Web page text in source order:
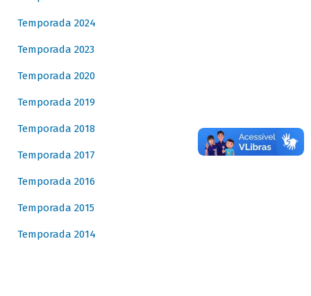
Temporada 2024
Temporada 2023
Temporada 2020
Temporada 2019
Temporada 2018
Temporada 2017
Temporada 2016
Temporada 2015
Temporada 2014